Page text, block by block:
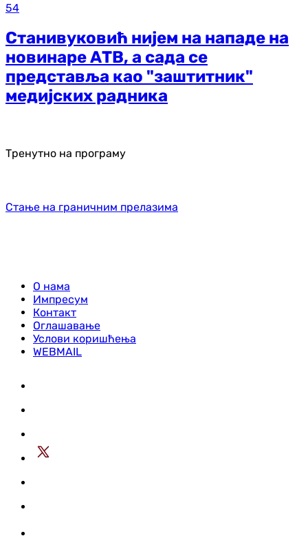
54
Станивуковић нијем на нападе на
новинаре АТВ, а сада се
представља као "заштитник"
медијских радника
Тренутно на програму
Стање на граничним прелазима
О нама
Импресум
Контакт
Оглашавање
Услови коришћења
WEBMAIL